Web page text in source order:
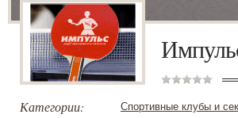
Категории: Спортивные клубы и